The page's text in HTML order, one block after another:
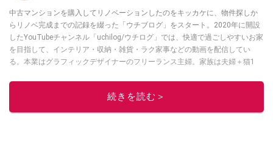
中古マンションを購入してリノベーションしたのをキッカケに、物件探しか
らリノベ完成までの記録を綴った「ウチブログ」をスタート。2020年に開設
したYouTubeチャンネル「uchilog/ウチログ」では、快適で過ごしやすいお家
を目指して、インテリア・収納・雑貨・ラク家事などの動画を配信してい
る。本業はグラフィックデザイナーのフリーランス主婦。家族は夫婦＋猫1
ノベ人気事例1位
続きを読む＞